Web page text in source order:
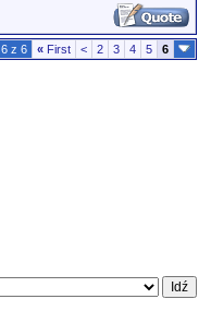
z 6 « First < 2 3 4 5 6